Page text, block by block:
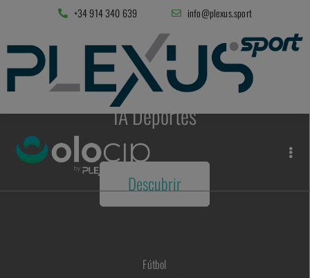
+34 914 340 639 info@plexus.sport
IA Deportes
Descubrir
Fútbol